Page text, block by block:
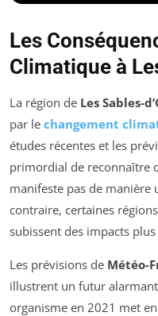
Les
Climatique à
La région de Les Sables-
par le changement
études récentes et les
primordial de reconnaître
manifeste pas de manière
contraire, certaines
subissent des impacts
Les prévisions de Météo-
illustrent un futur
organisme en 2021 met